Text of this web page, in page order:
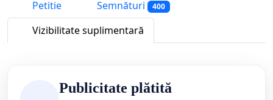
Petitie
Semnături 400
Vizibilitate suplimentară
Publicitate plătită